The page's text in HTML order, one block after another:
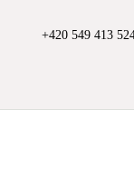
+420 549 413